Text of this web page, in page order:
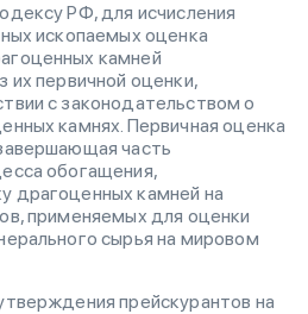
РФ, для исчисления
ископаемых оценка
камней
их первичной оценки,
с законодательством о
камнях. Первичная оценка
часть
обогащения,
драгоценных камней на
применяемых для оценки
сырья на мировом
прейскурантов на